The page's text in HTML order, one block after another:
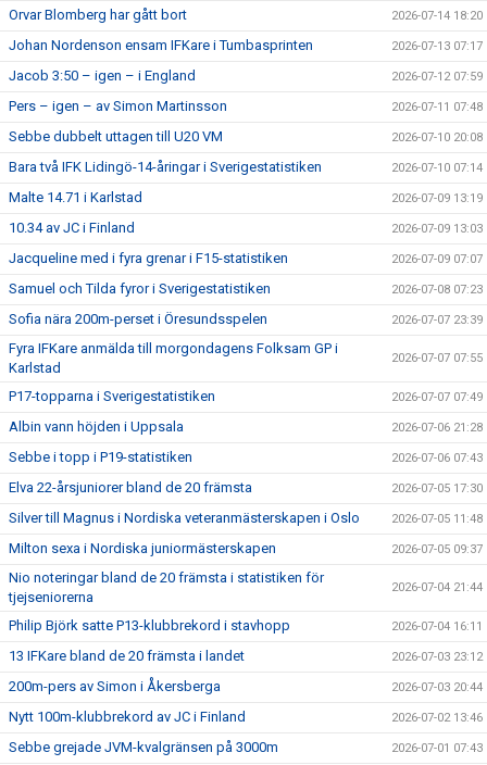
Orvar Blomberg har gått bort 2026-07-14 18:20
Johan Nordenson ensam IFKare i Tumbasprinten 2026-07-13 07:17
Jacob 3:50 – igen – i England 2026-07-12 07:59
Pers – igen – av Simon Martinsson 2026-07-11 07:48
Sebbe dubbelt uttagen till U20 VM 2026-07-10 20:08
Bara två IFK Lidingö-14-åringar i Sverigestatistiken 2026-07-10 07:14
Malte 14.71 i Karlstad 2026-07-09 13:19
10.34 av JC i Finland 2026-07-09 13:03
Jacqueline med i fyra grenar i F15-statistiken 2026-07-09 07:07
Samuel och Tilda fyror i Sverigestatistiken 2026-07-08 07:23
Sofia nära 200m-perset i Öresundsspelen 2026-07-07 23:39
Fyra IFKare anmälda till morgondagens Folksam GP i
Karlstad
2026-07-07 07:55
P17-topparna i Sverigestatistiken 2026-07-07 07:49
Albin vann höjden i Uppsala 2026-07-06 21:28
Sebbe i topp i P19-statistiken 2026-07-06 07:43
Elva 22-årsjuniorer bland de 20 främsta 2026-07-05 17:30
Silver till Magnus i Nordiska veteranmästerskapen i Oslo 2026-07-05 11:48
Milton sexa i Nordiska juniormästerskapen 2026-07-05 09:37
Nio noteringar bland de 20 främsta i statistiken för
tjejseniorerna
2026-07-04 21:44
Philip Björk satte P13-klubbrekord i stavhopp 2026-07-04 16:11
13 IFKare bland de 20 främsta i landet 2026-07-03 23:12
200m-pers av Simon i Åkersberga 2026-07-03 20:44
Nytt 100m-klubbrekord av JC i Finland 2026-07-02 13:46
Sebbe grejade JVM-kvalgränsen på 3000m 2026-07-01 07:43